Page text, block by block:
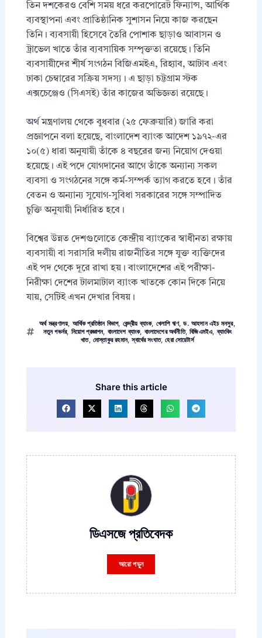
তিন দশকেরও বেশি সময় ধরে করপোরেট ফিন্যান্স, আর্থিক
ব্যবস্থাপনা এবং প্রাতিষ্ঠানিক সুশাসন নিয়ে কাজ করছেন
তিনি। ব্যবসায়ী হিসেবে তৈরি পোশাক ছাড়াও আবাসন ও
ট্রাভেল খাতে তাঁর ব্যবসায়িক সম্পৃক্ততা রয়েছে। তিনি
ব্যবসায়ীদের শীর্ষ সংগঠন বিজিএমইএ, রিহ্যাব, আটাব এবং
ঢাকা চেম্বারের সক্রিয় সদস্য। এ ছাড়া চট্টগ্রাম স্টক
এক্সচেঞ্জেও (সিএসই) তাঁর কাজের অভিজ্ঞতা রয়েছে।
অর্থ মন্ত্রণালয় থেকে বুধবার (২৫ ফেব্রুয়ারি) জারি করা
প্রজ্ঞাপনে বলা হয়েছে, বাংলাদেশ ব্যাংক আদেশ ১৯৭২-এর
১০(৫) ধারা অনুযায়ী তাঁকে ৪ বছরের জন্য নিয়োগ দেওয়া
হয়েছে। এই পদে যোগদানের আগে তাঁকে অন্যান্য সকল
ব্যবসা ও সংগঠনের সঙ্গে কর্ম-সম্পর্ক ত্যাগ করতে হবে। তাঁর
বেতন ও অন্যান্য সুযোগ-সুবিধা সরকারের সঙ্গে সম্পাদিত
চুক্তি অনুযায়ী নির্ধারিত হবে।
বিশ্বের উন্নত দেশগুলোতে কেন্দ্রীয় ব্যাংকের স্বাধীনতা রক্ষায়
ব্যবসায়ী বা সরাসরি দলীয় রাজনীতির সঙ্গে যুক্ত ব্যক্তিদের
এই পদ থেকে দূরে রাখা হয়। বাংলাদেশের এই পরীক্ষা-
নিরীক্ষা দেশের টালমাটাল ব্যাংক খাতকে কোন দিকে নিয়ে
যায়, সেটিই এখন দেখার বিষয়।
অর্থ মন্ত্রণালয়, আর্থিক প্রতিষ্ঠান বিভাগ, কেন্দ্রীয় ব্যাংক, খেলাপি ঋণ,ড. আহসান এইচ মনসুর,
নতুন গভর্নর, নিয়োগ প্রজ্ঞাপন, বাংলাদেশ ব্যাংক, বাংলাদেশের অর্থনীতি,বিজিএমইএ ,ব্যাংকিং
খাত, মোস্তাকুর রহমান,স্বার্থের সংঘাত,হেরা সোয়েটার্স
Share this article
ডিএসজে প্রতিবেদক
আরো পড়ুন